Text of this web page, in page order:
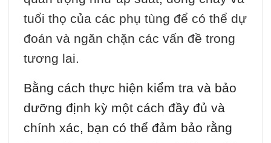
tuổi thọ của các phụ tùng để có thể dự
đoán và ngăn chặn các vấn đề trong
tương lai.
Bằng cách thực hiện kiểm tra và bảo
dưỡng định kỳ một cách đầy đủ và
chính xác, bạn có thể đảm bảo rằng